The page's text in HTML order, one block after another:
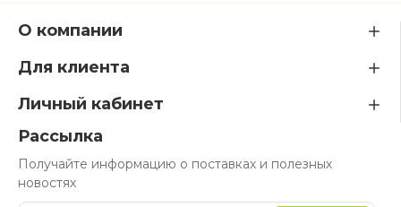
О компании
Для клиента
Личный кабинет
Рассылка
Получайте информацию о поставках и полезных
новостях